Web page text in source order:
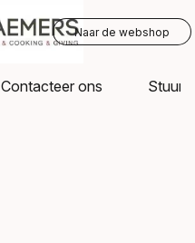
Naar de webshop
Contacteer ons Stuur